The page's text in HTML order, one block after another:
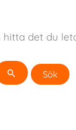
det du